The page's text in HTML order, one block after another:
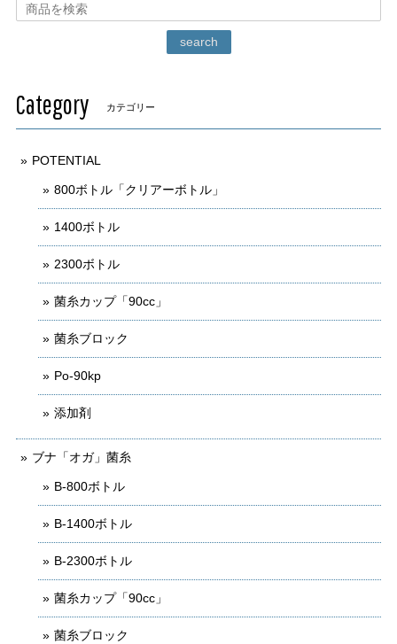
search
Category カテゴリー
POTENTIAL
800ボトル「クリアーボトル」
1400ボトル
2300ボトル
菌糸カップ「90cc」
菌糸ブロック
Po-90kp
添加剤
ブナ「オガ」菌糸
B-800ボトル
B-1400ボトル
B-2300ボトル
菌糸カップ「90cc」
菌糸ブロック